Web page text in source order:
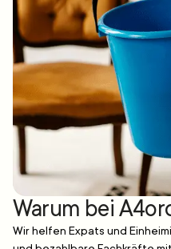
Warum bei
Wir helfen Expats und